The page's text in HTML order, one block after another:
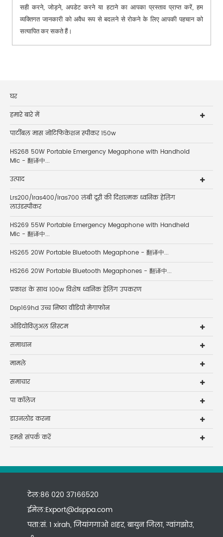
सही करने, जोड़ने, अपडेट करने या हटाने का आपका प्रस्ताव प्राप्त करें, हम
व्यक्तिगत जानकारी को अवैध रूप से बदलने से रोकने के लिए आपकी पहचान को
सत्यापित कर सकते हैं।
घर
हमारे बारे में
पार्टीबल मास नोटिफिकेशन स्पीकर 150w
HS268 50W Portable Emergency Megaphone with Handhold
Mic - 翻译中...
उत्पाद
Lrs200/lras400/lras700 लंबी दूरी की दिशात्मक ध्वनिक हेलिंग
लाउंडस्पीकर
HS269 55W Portable Emergency Megaphone with Handheld
Mic - 翻译中...
HS265 20W Portable Bluetooth Megaphone - 翻译中...
HS266 20W Portable Bluetooth Megaphones - 翻译中...
प्रकाश के साथ 100w विशेष ध्वनिक हेलिंग उपकरण
Dsp169hd उच्च निष्ठा वीडियो मेगाफोन
ऑडियोविज़ुअल सिस्टम
समाधान
मामले
समाचार
पा कॉलेज
डाउनलोड करना
हमसे संपर्क करें
टेल:86 020 37166520
ईमेल:Export@dsppa.com
पता:सं. 1 xirah, जियांगगाओ शहर, बायुन जिला, ग्वांगझोउ,